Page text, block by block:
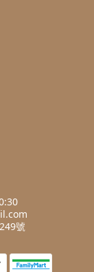
號